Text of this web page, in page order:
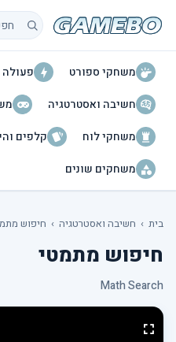
חיפוש
משחקי ספורט
חשיבה ואסטרטגיה
משחקי לוח
קלפים
משחקים שונים
בית › חשיבה ואסטרטגיה › חיפוש
חיפוש מתמטי
Math Search